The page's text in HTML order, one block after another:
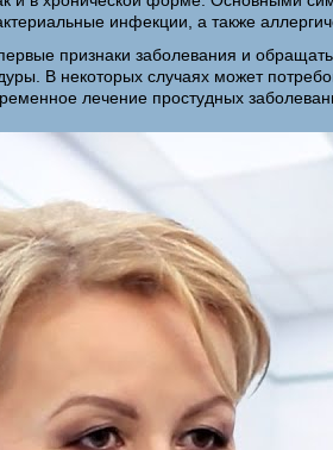
инфекции, а также
признаки заболевания и
В некоторых случаях может
лечение простудных